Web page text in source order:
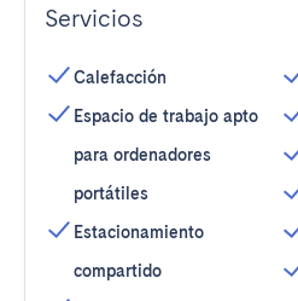
Servicios
Calefacción
Espacio de trabajo apto
para ordenadores
portátiles
Estacionamiento
compartido